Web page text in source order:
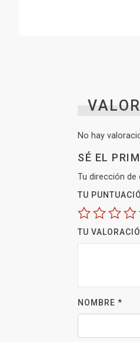
No hay
SÉ EL
Tu dirección de
TU
TU
NOMBRE *